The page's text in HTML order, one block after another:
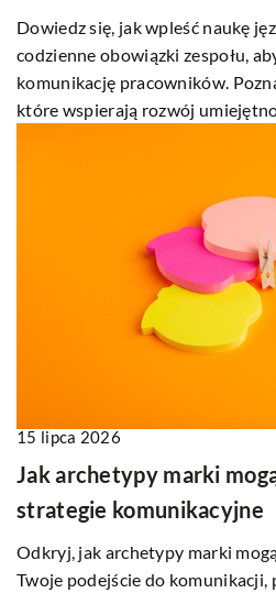
Dowiedz się, jak wpleść naukę
codzienne obowiązki zespołu,
komunikację pracowników.
które wspierają rozwój
15 lipca 2026
Jak archetypy marki
strategie komunikacyjne
Odkryj, jak archetypy marki
Twoje podejście do komunikacji,